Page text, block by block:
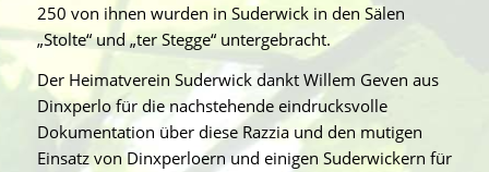
250 von ihnen wurden in Suderwick in den Sälen
„Stolte“ und „ter Stegge“ untergebracht.
Der Heimatverein Suderwick dankt Willem Geven aus
Dinxperlo für die nachstehende eindrucksvolle
Dokumentation über diese Razzia und den mutigen
Einsatz von Dinxperloern und einigen Suderwickern für